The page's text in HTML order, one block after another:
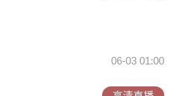
06-03 01:00